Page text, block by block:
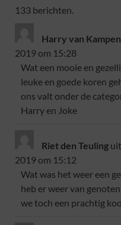
133 berichten.
Harry van Kampen
2019 om 15:28
Wat een mooie en
leuke en goede koren
ons valt onder de
Harry en Joke
Riet den Teuling uit
2019 om 15:12
Wat was het weer een
heb er weer van
we toch een prachtig